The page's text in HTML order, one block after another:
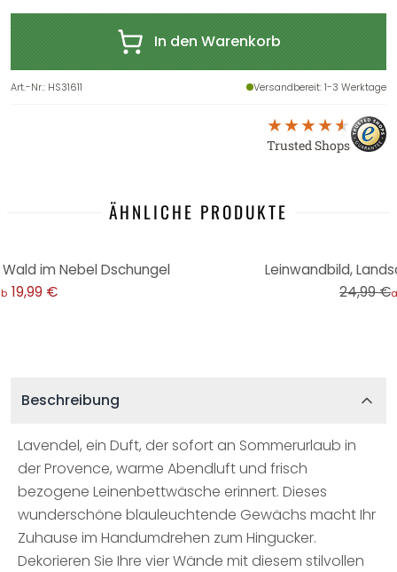
In den Warenkorb
Art.-Nr.: HS31611 Versandbereit: 1-3 Werktage
Trusted Shops
ÄHNLICHE PRODUKTE
im Nebel Dschungel
19,99 €
Leinwandbild,
24,99 €
Beschreibung
Lavendel, ein Duft, der sofort an Sommerurlaub in
der Provence, warme Abendluft und frisch
bezogene Leinenbettwäsche erinnert. Dieses
wunderschöne blauleuchtende Gewächs macht Ihr
Zuhause im Handumdrehen zum Hingucker.
Dekorieren Sie Ihre vier Wände mit diesem stilvollen